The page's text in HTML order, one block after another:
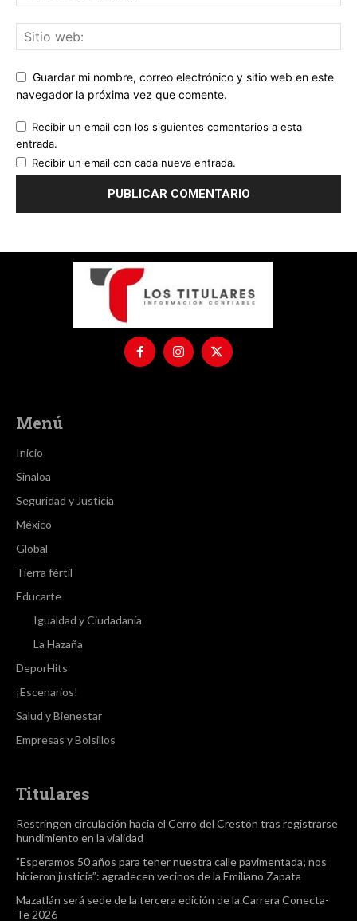
Guardar mi nombre, correo electrónico y sitio web en este
navegador la próxima vez que comente.
Recibir un email con los siguientes comentarios a esta
entrada.
Recibir un email con cada nueva entrada.
Menú
Inicio
Sinaloa
Seguridad y Justicia
México
Global
Tierra fértil
Educarte
Igualdad y Ciudadanía
La Hazaña
DeporHits
¡Escenarios!
Salud y Bienestar
Empresas y Bolsillos
Titulares
Restringen circulación hacia el Cerro del Crestón tras registrarse
hundimiento en la vialidad
”Esperamos 50 años para tener nuestra calle pavimentada; nos
hicieron justicia”: agradecen vecinos de la Emiliano Zapata
Mazatlán será sede de la tercera edición de la Carrera Conecta-
Te 2026